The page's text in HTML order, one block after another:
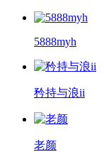
5888myh
矜持与浪ii
老颜